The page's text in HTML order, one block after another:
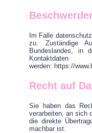
Im Falle
zu. Zuständige
Bundeslandes, in
werden: https://
Recht auf
Sie haben das
verarbeiten, an sich
die direkte
machbar ist.